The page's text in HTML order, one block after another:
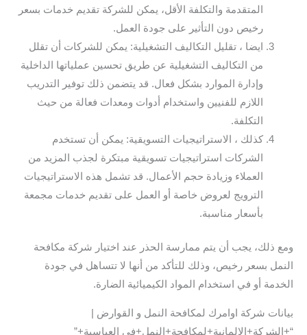
المتقدمة والتكلفة الأقل، يمكن للشركة تقديم خدمات بسعر
رخيص دون التأثير على جودة العمل.
ايضا ، تقليل التكاليف التشغيلية: يمكن للشركات أن تقلل
من التكاليف التشغيلية عن طريق تحسين عملياتها الداخلية
وإدارة الموارد بشكل فعال. قد يتضمن ذلك توفير التدريب
اللازم للفنيين واستخدام أدوات ومعدات فعالة من حيث
التكلفة.
كذلك ، الاستراتيجيات التسويقية: يمكن أن تستخدم
الشركات استراتيجيات تسويقية مبتكرة لجذب المزيد من
العملاء وزيادة حجم الأعمال. قد تشمل هذه الاستراتيجيات
الترويج لعروض خاصة أو العمل على تقديم خدمات مجمعة
بأسعار مناسبة.
ومع ذلك، يجب أن يتم ممارسة الحذر عند اختيار شركة مكافحة
النمل بسعر رخيص، وذلك للتأكد من أنها لا تتساهل في جودة
الخدمة أو في استخدام المواد الكيميائية الضارة.
بيانات شركة اوامرك لمكافحة النمل و القوارض |
“+الشركة+الالمانية+لمكافحة+النمل+في العباسية+”